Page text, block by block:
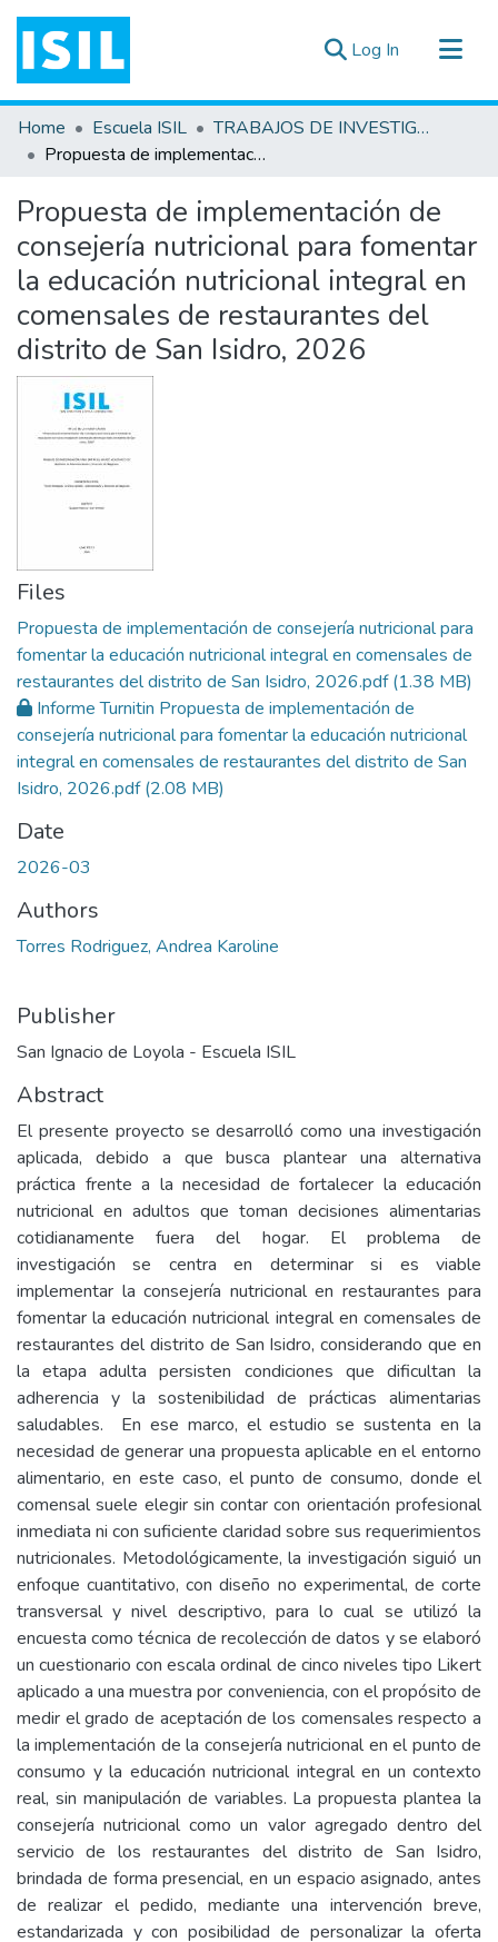
Log In (current)
All of DSpace
Statistics
Documentos ▾
Home Escuela ISIL
TRABAJOS DE INVESTIGACIÓN
Propuesta de implementación de consejería nutricional para fomentar la educación nutricional integral en comensales de restaurantes del distrito de San Isidro, 2026
Propuesta de implementación de
consejería nutricional para fomentar
la educación nutricional integral en
comensales de restaurantes del
distrito de San Isidro, 2026
Files
Propuesta de implementación de consejería nutricional para
fomentar la educación nutricional integral en comensales de
restaurantes del distrito de San Isidro, 2026.pdf(1.38 MB)
Informe Turnitin Propuesta de implementación de
consejería nutricional para fomentar la educación nutricional
integral en comensales de restaurantes del distrito de San
Isidro, 2026.pdf(2.08 MB)
Date
2026-03
Authors
Torres Rodriguez, Andrea Karoline
Publisher
San Ignacio de Loyola - Escuela ISIL
Abstract
El presente proyecto se desarrolló como una investigación
aplicada, debido a que busca plantear una alternativa
práctica frente a la necesidad de fortalecer la educación
nutricional en adultos que toman decisiones alimentarias
cotidianamente fuera del hogar. El problema de
investigación se centra en determinar si es viable
implementar la consejería nutricional en restaurantes para
fomentar la educación nutricional integral en comensales de
restaurantes del distrito de San Isidro, considerando que en
la etapa adulta persisten condiciones que dificultan la
adherencia y la sostenibilidad de prácticas alimentarias
saludables. En ese marco, el estudio se sustenta en la
necesidad de generar una propuesta aplicable en el entorno
alimentario, en este caso, el punto de consumo, donde el
comensal suele elegir sin contar con orientación profesional
inmediata ni con suficiente claridad sobre sus requerimientos
nutricionales. Metodológicamente, la investigación siguió un
enfoque cuantitativo, con diseño no experimental, de corte
transversal y nivel descriptivo, para lo cual se utilizó la
encuesta como técnica de recolección de datos y se elaboró
un cuestionario con escala ordinal de cinco niveles tipo Likert
aplicado a una muestra por conveniencia, con el propósito de
medir el grado de aceptación de los comensales respecto a
la implementación de la consejería nutricional en el punto de
consumo y la educación nutricional integral en un contexto
real, sin manipulación de variables. La propuesta plantea la
consejería nutricional como un valor agregado dentro del
servicio de los restaurantes del distrito de San Isidro,
brindada de forma presencial, en un espacio asignado, antes
de realizar el pedido, mediante una intervención breve,
estandarizada y con posibilidad de personalizar la oferta